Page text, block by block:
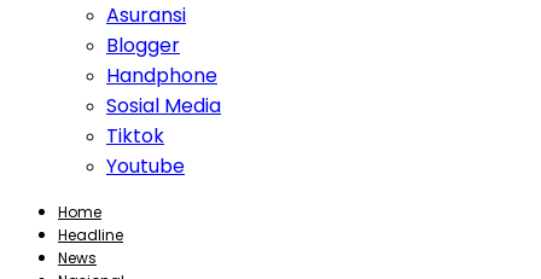
Asuransi
Blogger
Handphone
Sosial Media
Tiktok
Youtube
Home
Headline
News